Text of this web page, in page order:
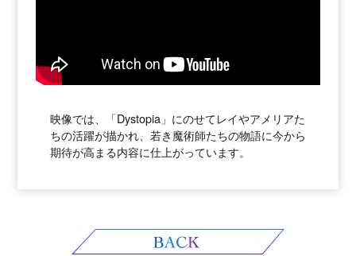
映像では、「Dystopia」にのせてレイやアメリアた
ちの活躍が描かれ、若き魔術師たちの物語に今から
期待が高まる内容に仕上がっています。